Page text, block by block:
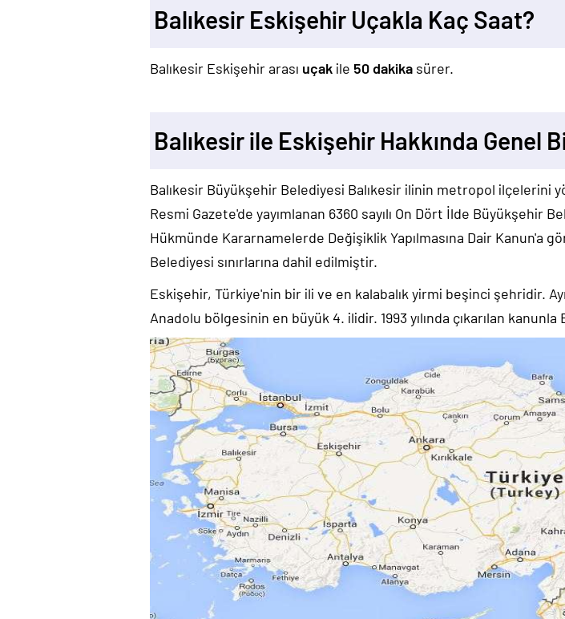
Balıkesir Eskişehir Uçakla Kaç Saat?
Balıkesir Eskişehir arası uçak ile 50 dakika sürer.
Balıkesir ile Eskişehir Hakkında Genel
Balıkesir Büyükşehir Belediyesi Balıkesir ilinin metropol ilçelerini
Resmi Gazete'de yayımlanan 6360 sayılı On Dört İlde Büyükşehir
Hükmünde Kararnamelerde Değişiklik Yapılmasına Dair Kanun'a
Belediyesi sınırlarına dahil edilmiştir.
Eskişehir, Türkiye'nin bir ili ve en kalabalık yirmi beşinci şehridir.
Anadolu bölgesinin en büyük 4. ilidir. 1993 yılında çıkarılan